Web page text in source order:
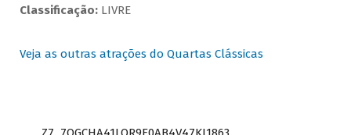
Classificação:LIVRE
Veja as outras atrações do Quartas Clássicas